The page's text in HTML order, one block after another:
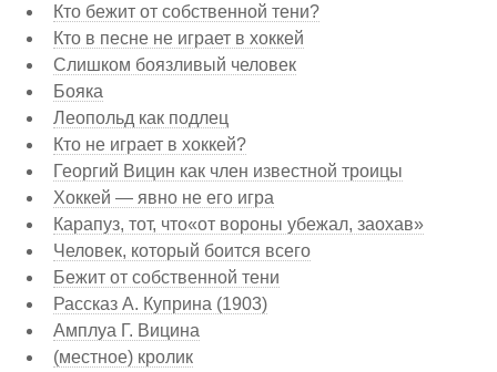
Кто бежит от собственной тени?
Кто в песне не играет в хоккей
Слишком боязливый человек
Бояка
Леопольд как подлец
Кто не играет в хоккей?
Георгий Вицин как член известной троицы
Хоккей — явно не его игра
Карапуз, тот, что«от вороны убежал, заохав»
Человек, который боится всего
Бежит от собственной тени
Рассказ А. Куприна (1903)
Амплуа Г. Вицина
(местное) кролик